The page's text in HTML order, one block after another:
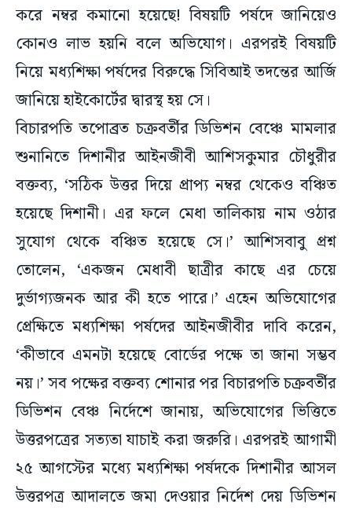
করে নম্বর কমানো হয়েছে! বিষয়টি পর্ষদে জানিয়েও
কোনও লাভ হয়নি বলে অভিযোগ। এরপরই বিষয়টি
নিয়ে মধ্যশিক্ষা পর্ষদের বিরুদ্ধে সিবিআই তদন্তের আর্জি
জানিয়ে হাইকোর্টের দ্বারস্থ হয় সে।
বিচারপতি তপোব্রত চক্রবর্তীর ডিভিশন বেঞ্চে মামলার
শুনানিতে দিশানীর আইনজীবী আশিসকুমার চৌধুরীর
বক্তব্য, ‘সঠিক উত্তর দিয়ে প্রাপ্য নম্বর থেকেও বঞ্চিত
হয়েছে দিশানী। এর ফলে মেধা তালিকায় নাম ওঠার
সুযোগ থেকে বঞ্চিত হয়েছে সে।’ আশিসবাবু প্রশ্ন
তোলেন, ‘একজন মেধাবী ছাত্রীর কাছে এর চেয়ে
দুর্ভাগ্যজনক আর কী হতে পারে।’ এহেন অভিযোগের
প্রেক্ষিতে মধ্যশিক্ষা পর্ষদের আইনজীবীর দাবি করেন,
‘কীভাবে এমনটা হয়েছে বোর্ডের পক্ষে তা জানা সম্ভব
নয়।’ সব পক্ষের বক্তব্য শোনার পর বিচারপতি চক্রবর্তীর
ডিভিশন বেঞ্চ নির্দেশে জানায়, অভিযোগের ভিত্তিতে
উত্তরপত্রের সত্যতা যাচাই করা জরুরি। এরপরই আগামী
২৫ আগস্টের মধ্যে মধ্যশিক্ষা পর্ষদকে দিশানীর আসল
উত্তরপত্র আদালতে জমা দেওয়ার নির্দেশ দেয় ডিভিশন